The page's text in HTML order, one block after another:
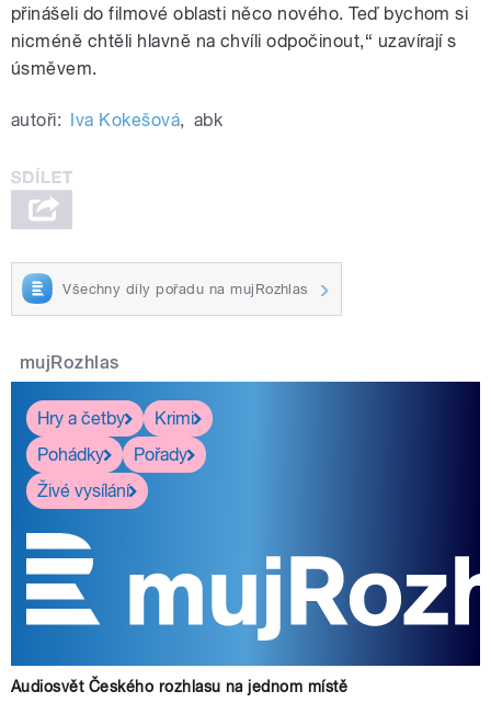
přinášeli do filmové oblasti něco nového. Teď bychom si
nicméně chtěli hlavně na chvíli odpočinout,“ uzavírají s
úsměvem.
autoři: Iva Kokešová, abk
Všechny díly pořadu na mujRozhlas
mujRozhlas
Hry a četby
Krimi
Pohádky
Pořady
Živé vysílání
Audiosvět Českého rozhlasu na jednom místě